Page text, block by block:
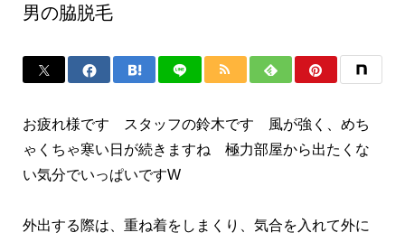
男の脇脱毛
お疲れ様です スタッフの鈴木です 風が強く、めち
ゃくちゃ寒い日が続きますね 極力部屋から出たくな
い気分でいっぱいですW
外出する際は、重ね着をしまくり、気合を入れて外に